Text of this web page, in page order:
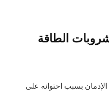
الطاقة
بسبب احتوائه على